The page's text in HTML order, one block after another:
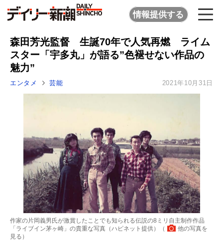
情報提供する
森田芳光監督 生誕70年で人気再燃 ライム
スター「宇多丸」が語る”色褪せない作品の
魅力”
エンタメ 芸能 2021年10月31日
作家の片岡義男氏が激賞したことでも知られる伝説の8ミリ自主制作作品
「ライブイン茅ヶ崎」の貴重な写真（ハピネット提供）（
他の写真を
見る ）